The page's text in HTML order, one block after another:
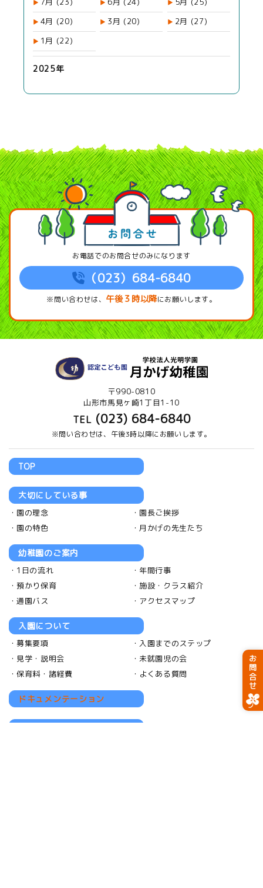
4月 (20) 3月 (20) 2月 (27)
1月 (22)
2025年
お問合せ
お電話でのお問合せのみになります
（023）684-6840
※問い合わせは、 午後３時以降にお願いします。
〒990-0810
山形市馬見ヶ崎1丁目1-10
TEL (023) 684-6840
※問い合わせは、午後3時以降にお願いします。
TOP
大切にしている事
園の理念
園長ご挨拶
園の特色
月かげの先生たち
幼稚園のご案内
1日の流れ
年間行事
預かり保育
施設・クラス紹介
通園バス
アクセスマップ
入園について
募集要項
入園までのステップ
見学・説明会
未就園児の会
保育料・諸経費
よくある質問
ドキュメンテーション